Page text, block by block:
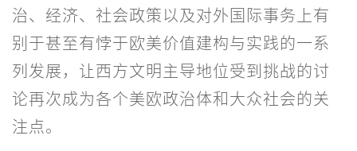
治、经济、社会政策以及对外国际事务上有
别于甚至有悖于欧美价值建构与实践的一系
列发展，让西方文明主导地位受到挑战的讨
论再次成为各个美欧政治体和大众社会的关
注点。